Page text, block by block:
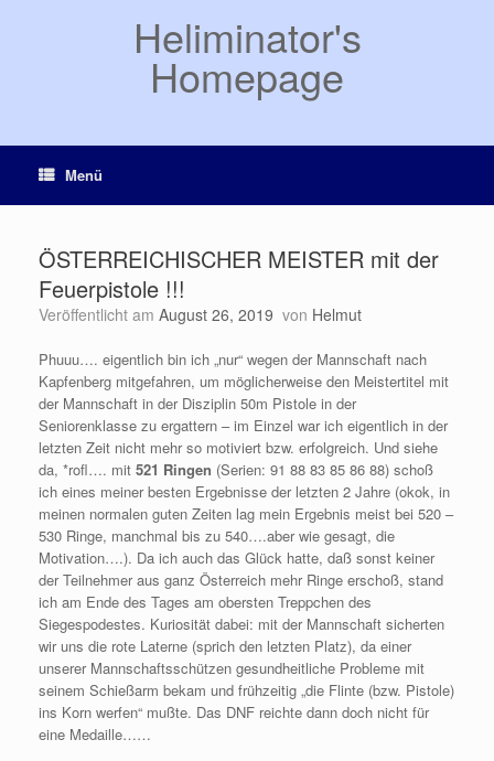
Heliminator's
Homepage
Menü
ÖSTERREICHISCHER MEISTER mit der
Feuerpistole !!!
Veröffentlicht am August 26, 2019 von Helmut
Phuuu…. eigentlich bin ich „nur“ wegen der Mannschaft nach
Kapfenberg mitgefahren, um möglicherweise den Meistertitel mit
der Mannschaft in der Disziplin 50m Pistole in der
Seniorenklasse zu ergattern – im Einzel war ich eigentlich in der
letzten Zeit nicht mehr so motiviert bzw. erfolgreich. Und siehe
da, *rofl…. mit 521 Ringen (Serien: 91 88 83 85 86 88) schoß
ich eines meiner besten Ergebnisse der letzten 2 Jahre (okok, in
meinen normalen guten Zeiten lag mein Ergebnis meist bei 520 –
530 Ringe, manchmal bis zu 540….aber wie gesagt, die
Motivation….). Da ich auch das Glück hatte, daß sonst keiner
der Teilnehmer aus ganz Österreich mehr Ringe erschoß, stand
ich am Ende des Tages am obersten Treppchen des
Siegespodestes. Kuriosität dabei: mit der Mannschaft sicherten
wir uns die rote Laterne (sprich den letzten Platz), da einer
unserer Mannschaftsschützen gesundheitliche Probleme mit
seinem Schießarm bekam und frühzeitig „die Flinte (bzw. Pistole)
ins Korn werfen“ mußte. Das DNF reichte dann doch nicht für
eine Medaille……